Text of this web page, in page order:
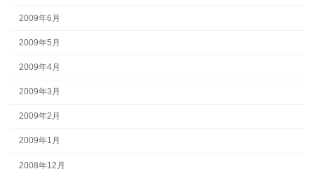
2009年6月
2009年5月
2009年4月
2009年3月
2009年2月
2009年1月
2008年12月